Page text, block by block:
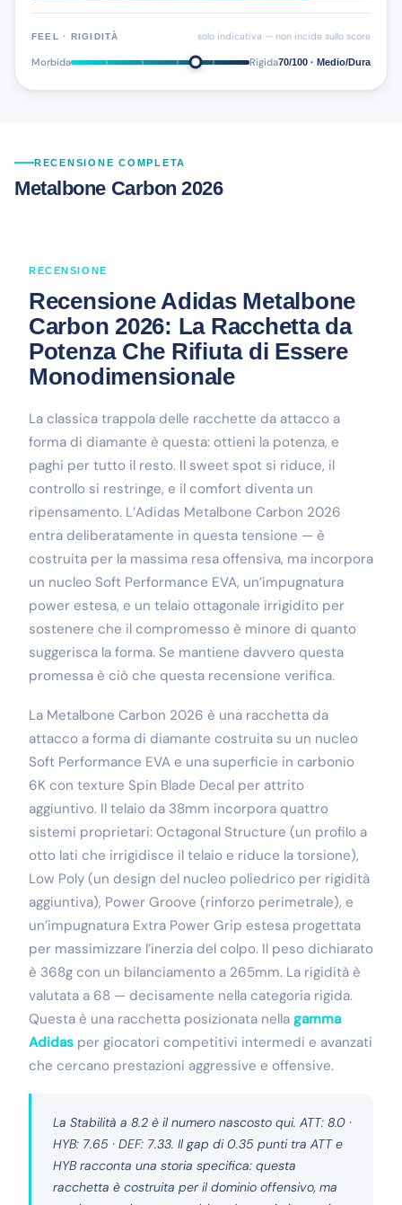
FEEL · RIGIDITÀ solo indicativa — non incide sullo score
Morbida Rigida70/100 · Medio/Dura
RECENSIONE COMPLETA
Metalbone Carbon 2026
RECENSIONE
Recensione Adidas Metalbone
Carbon 2026: La Racchetta da
Potenza Che Rifiuta di Essere
Monodimensionale
La classica trappola delle racchette da attacco a
forma di diamante è questa: ottieni la potenza, e
paghi per tutto il resto. Il sweet spot si riduce, il
controllo si restringe, e il comfort diventa un
ripensamento. L’Adidas Metalbone Carbon 2026
entra deliberatamente in questa tensione — è
costruita per la massima resa offensiva, ma incorpora
un nucleo Soft Performance EVA, un’impugnatura
power estesa, e un telaio ottagonale irrigidito per
sostenere che il compromesso è minore di quanto
suggerisca la forma. Se mantiene davvero questa
promessa è ciò che questa recensione verifica.
La Metalbone Carbon 2026 è una racchetta da
attacco a forma di diamante costruita su un nucleo
Soft Performance EVA e una superficie in carbonio
6K con texture Spin Blade Decal per attrito
aggiuntivo. Il telaio da 38mm incorpora quattro
sistemi proprietari: Octagonal Structure (un profilo a
otto lati che irrigidisce il telaio e riduce la torsione),
Low Poly (un design del nucleo poliedrico per rigidità
aggiuntiva), Power Groove (rinforzo perimetrale), e
un’impugnatura Extra Power Grip estesa progettata
per massimizzare l’inerzia del colpo. Il peso dichiarato
è 368g con un bilanciamento a 265mm. La rigidità è
valutata a 68 — decisamente nella categoria rigida.
Questa è una racchetta posizionata nella gamma
Adidas per giocatori competitivi intermedi e avanzati
che cercano prestazioni aggressive e offensive.
La Stabilità a 8.2 è il numero nascosto qui. ATT: 8.0 ·
HYB: 7.65 · DEF: 7.33. Il gap di 0.35 punti tra ATT e
HYB racconta una storia specifica: questa
racchetta è costruita per il dominio offensivo, ma